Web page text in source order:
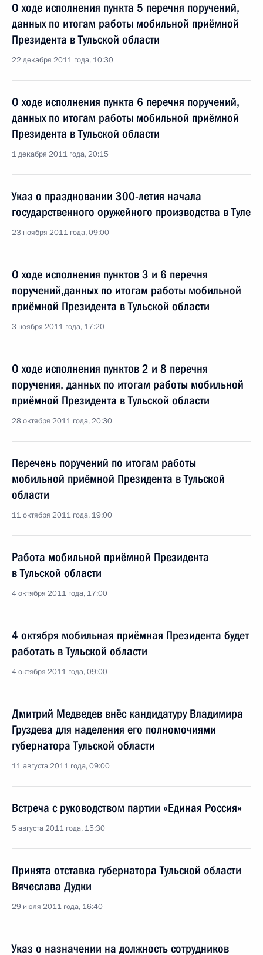
О ходе исполнения пункта 5 перечня поручений,
данных по итогам работы мобильной приёмной
Президента в Тульской области
22 декабря 2011 года, 10:30
О ходе исполнения пункта 6 перечня поручений,
данных по итогам работы мобильной приёмной
Президента в Тульской области
1 декабря 2011 года, 20:15
Указ о праздновании 300-летия начала
государственного оружейного производства в Туле
23 ноября 2011 года, 09:00
О ходе исполнения пунктов 3 и 6 перечня
поручений,данных по итогам работы мобильной
приёмной Президента в Тульской области
3 ноября 2011 года, 17:20
О ходе исполнения пунктов 2 и 8 перечня
поручения, данных по итогам работы мобильной
приёмной Президента в Тульской области
28 октября 2011 года, 20:30
Перечень поручений по итогам работы
мобильной приёмной Президента в Тульской
области
11 октября 2011 года, 19:00
Работа мобильной приёмной Президента
в Тульской области
4 октября 2011 года, 17:00
4 октября мобильная приёмная Президента будет
работать в Тульской области
4 октября 2011 года, 09:00
Дмитрий Медведев внёс кандидатуру Владимира
Груздева для наделения его полномочиями
губернатора Тульской области
11 августа 2011 года, 09:00
Встреча с руководством партии «Единая Россия»
5 августа 2011 года, 15:30
Принята отставка губернатора Тульской области
Вячеслава Дудки
29 июля 2011 года, 16:40
Указ о назначении на должность сотрудников